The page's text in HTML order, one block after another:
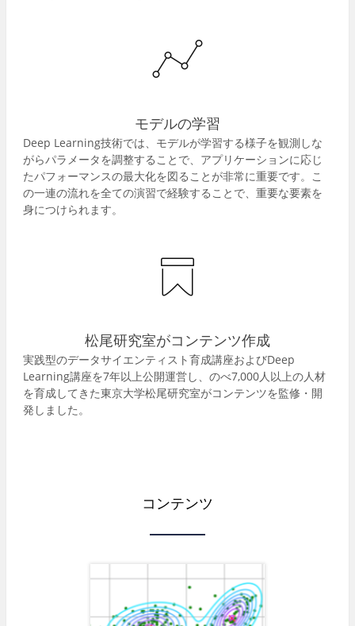
モデルの学習
Deep Learning技術では、モデルが学習する様子を観測しな
がらパラメータを調整することで、アプリケーションに応じ
たパフォーマンスの最大化を図ることが非常に重要です。こ
の一連の流れを全ての演習で経験することで、重要な要素を
身につけられます。
松尾研究室がコンテンツ作成
実践型のデータサイエンティスト育成講座およびDeep
Learning講座を7年以上公開運営し、のべ7,000人以上の人材
を育成してきた東京大学松尾研究室がコンテンツを監修・開
発しました。
コンテンツ